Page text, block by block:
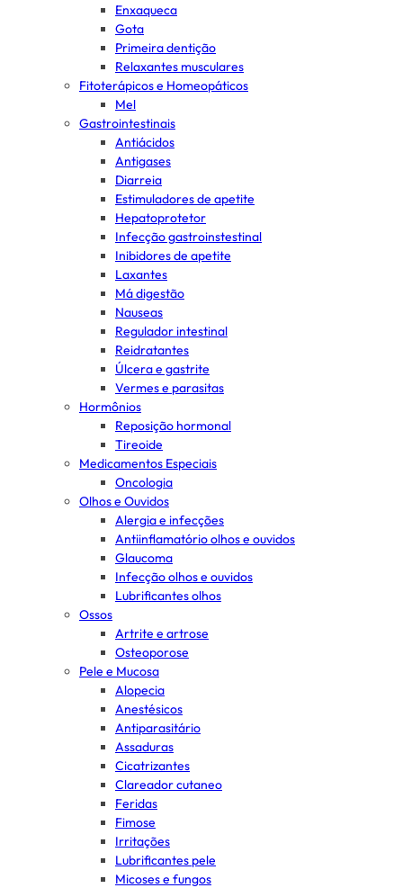
Enxaqueca
Gota
Primeira dentição
Relaxantes musculares
Fitoterápicos e Homeopáticos
Mel
Gastrointestinais
Antiácidos
Antigases
Diarreia
Estimuladores de apetite
Hepatoprotetor
Infecção gastroinstestinal
Inibidores de apetite
Laxantes
Má digestão
Nauseas
Regulador intestinal
Reidratantes
Úlcera e gastrite
Vermes e parasitas
Hormônios
Reposição hormonal
Tireoide
Medicamentos Especiais
Oncologia
Olhos e Ouvidos
Alergia e infecções
Antiinflamatório olhos e ouvidos
Glaucoma
Infecção olhos e ouvidos
Lubrificantes olhos
Ossos
Artrite e artrose
Osteoporose
Pele e Mucosa
Alopecia
Anestésicos
Antiparasitário
Assaduras
Cicatrizantes
Clareador cutaneo
Feridas
Fimose
Irritações
Lubrificantes pele
Micoses e fungos